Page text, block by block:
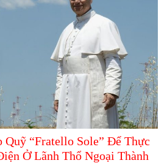
Quỹ “Fratello Sole” Để Thực
Ở Lãnh Thổ Ngoại Thành